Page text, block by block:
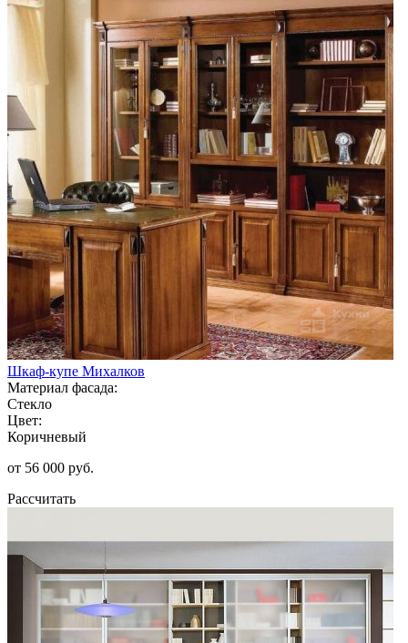
Шкаф-купе Михалков
Материал фасада:
Стекло
Цвет:
Коричневый
от 56 000 руб.
Рассчитать